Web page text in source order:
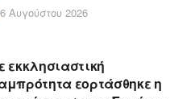
6 Αυγούστου 2026
εκκλησιαστική
εορτάσθηκε η